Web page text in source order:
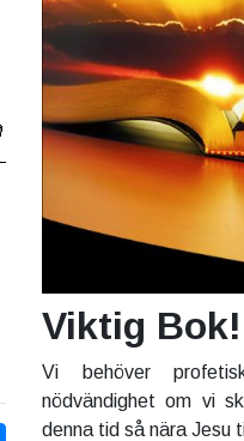
Viktig Bok!
Vi behöver
nödvändighet om vi
denna tid så nära Jesu